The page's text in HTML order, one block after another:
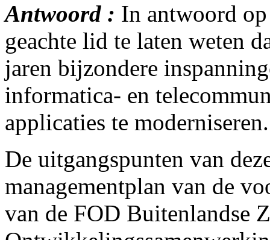
Antwoord : In antwoord
geachte lid te laten weten
jaren bijzondere
informatica- en
applicaties te moderniseren.
De uitgangspunten van
managementplan van de
van de FOD Buitenlandse